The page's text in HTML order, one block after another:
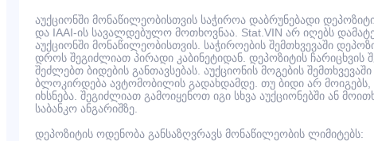
აუქციონში მონაწილეობისთვის საჭიროა დაბრუნებადი
და IAAI-ის სავალდებულო მოთხოვნაა. Stat.VIN არ იღებს
აუქციონში მონაწილეობისთვის. საჭიროების შემთხვევაში
დროს შეგიძლიათ პირადი კაბინეტიდან. დეპოზიტის ჩარიცხვის
შეძლებთ ბიდების განთავსებას. აუქციონის მოგების
ბლოკირდება ავტომობილის გადახდამდე. თუ ბიდი არ
იხსნება. შეგიძლიათ გამოიყენოთ იგი სხვა აუქციონებში ან
საბანკო ანგარიშზე.
დეპოზიტის ოდენობა განსაზღვრავს მონაწილეობის ლიმიტებს: